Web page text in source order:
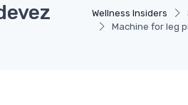
Wellness Insiders
Machine for leg